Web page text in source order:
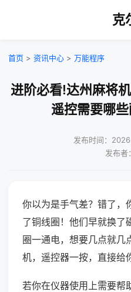
克
首页 > 资讯中心 > 万能程序
进阶必看!达州麻将
遥控需要哪
发布时间：
发布者
你以为是手气差？错了，
了铜线圈！他们早就换了
圈一通电，想要几点就几
机，遥控器一按，直接给
若你在仪器使用上需要帮